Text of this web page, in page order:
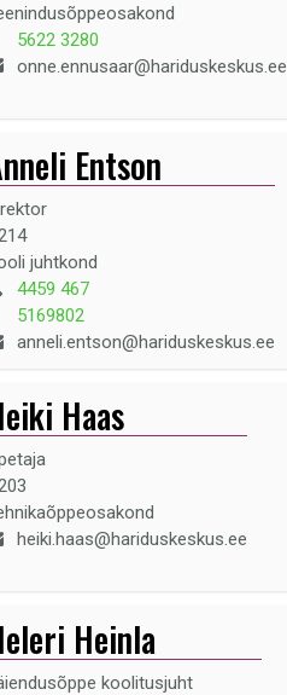
5622 3280
onne.ennusaar@hariduskeskus.ee
Entson
juhtkond
4459 467
5169802
anneli.entson@hariduskeskus.ee
Haas
heiki.haas@hariduskeskus.ee
Heinla
koolitusjuht